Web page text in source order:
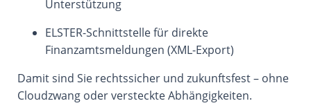
Unterstützung
ELSTER-Schnittstelle für direkte
Finanzamtsmeldungen (XML-Export)
Damit sind Sie rechtssicher und zukunftsfest – ohne
Cloudzwang oder versteckte Abhängigkeiten.